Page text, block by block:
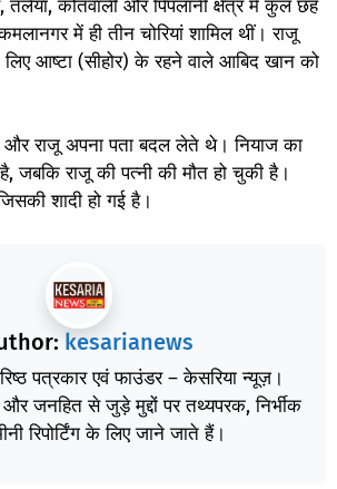
तलैया, कोतवाली और पिपलानी क्षेत्र में कुल छह
में ही तीन चोरियां शामिल थीं। राजू
आष्टा (सीहोर) के रहने वाले आबिद खान को
और राजू अपना पता बदल लेते थे। नियाज का
जबकि राजू की पत्नी की मौत हो चुकी है।
शादी हो गई है।
kesarianews
पत्रकार एवं फाउंडर – केसरिया न्यूज़।
और जनहित से जुड़े मुद्दों पर तथ्यपरक, निर्भीक
रिपोर्टिंग के लिए जाने जाते हैं।